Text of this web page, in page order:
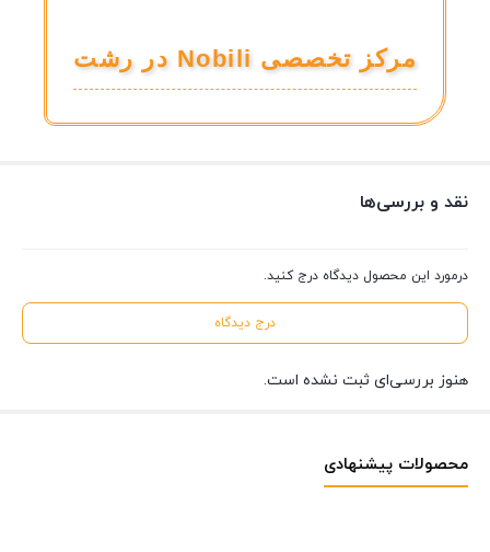
مرکز تخصصی Nobili در رشت
نقد و بررسی‌ها
درمورد این محصول دیدگاه درج کنید.
درج دیدگاه
هنوز بررسی‌ای ثبت نشده است.
محصولات پیشنهادی